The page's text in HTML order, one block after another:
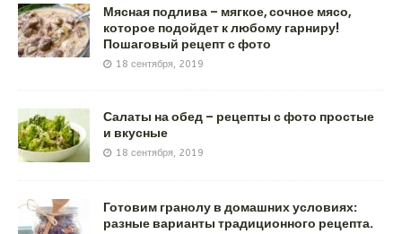
Мясная подлива – мягкое, сочное мясо,
которое подойдет к любому гарниру!
Пошаговый рецепт с фото
18 сентября, 2019
Салаты на обед – рецепты с фото простые
и вкусные
18 сентября, 2019
Готовим гранолу в домашних условиях:
разные варианты традиционного рецепта.